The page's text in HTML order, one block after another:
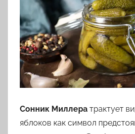
Ванги,
Фрейда,
Цветкова,
Русскому
Сонник Миллера трактует
яблоков как символ